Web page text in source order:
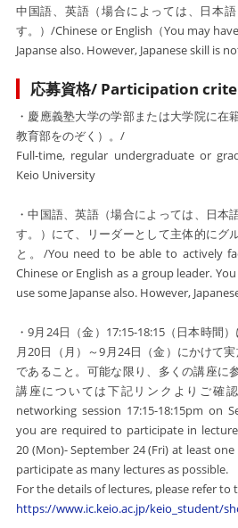
中国語、英語（場合によっては、日本
す。）/Chinese or English（You may
Japanse also. However, Japanese skill is
応募資格/ Participation
・ 慶應義塾大学の学部または大学院に在
教育部をのぞく） 。/
Full-time, regular undergraduate or
Keio University
・中国語、英語 （場合によっては、日本
す。） にて、リーダーとして主体的にグ
と。/You need to be able to actively
Chinese or Englishas a group leader.
use some Japanse also. However,
・9月24日（金）17:15-18:15（日本時間
月20日（月）～9月24日（金）にかけて
であること。可能な限り、多くの講座に
講座については下記リンクよりご確
networking session 17:15-18:15pm on
you are required to participate in
20 (Mon)- September 24 (Fri) at least
participate as many lectures as possible.
For the details of lectures, please refer to
https://www.ic.keio.ac.jp/keio_student/